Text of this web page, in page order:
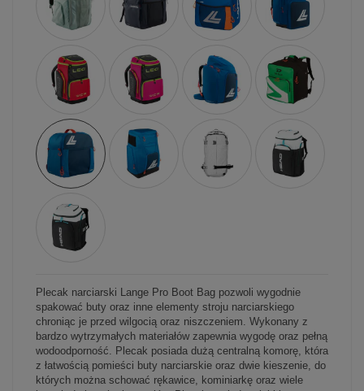
Plecak narciarski Lange Pro Boot Bag pozwoli wygodnie
spakować buty oraz inne elementy stroju narciarskiego
chroniąc je przed wilgocią oraz niszczeniem. Wykonany z
bardzo wytrzymałych materiałów zapewnia wygodę oraz pełną
wodoodporność. Plecak posiada dużą centralną komorę, która
z łatwością pomieści buty narciarskie oraz dwie kieszenie, do
których można schować rękawice, kominiarkę oraz wiele